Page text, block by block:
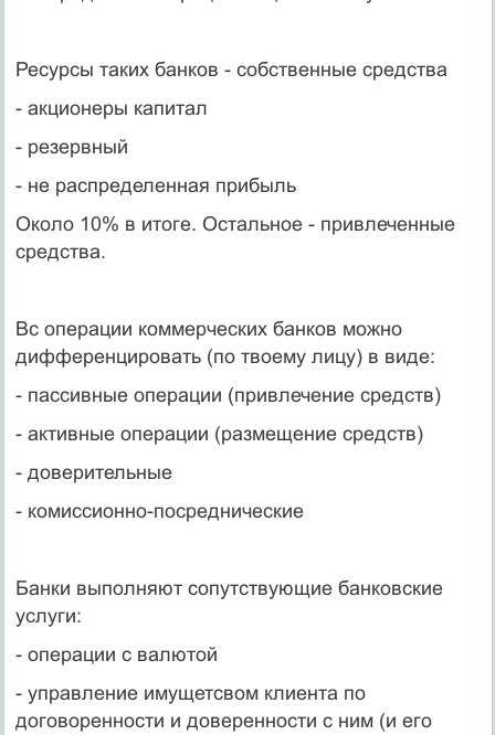
Ресурсы таких банков - собственные средства
- акционеры капитал
- резервный
- не распределенная прибыль
Около 10% в итоге. Остальное - привлеченные
средства.
Вс операции коммерческих банков можно
дифференцировать (по твоему лицу) в виде:
- пассивные операции (привлечение средств)
- активные операции (размещение средств)
- доверительные
- комиссионно-посреднические
Банки выполняют сопутствующие банковские
услуги:
- операции с валютой
- управление имущетсвом клиента по
договоренности и доверенности с ним (и его